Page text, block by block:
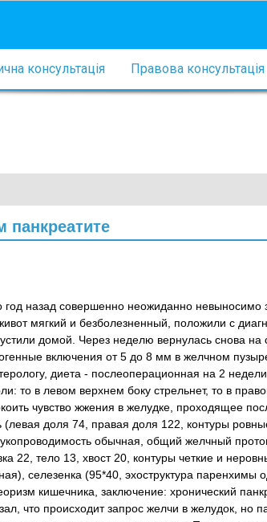
консультація Правова консультація
панкреатите
назад совершенно неожиданно невыносимо
мягкий и безболезненный, положили с
домой. Через неделю вернулась снова на
включения от 5 до 8 мм в желчном
диета - послеоперационная на 2
то в левом верхнем боку стрельнет, то в
чувство жжения в желудке, проходящее
доля 74, правая доля 122, контуры
обычная, общий желчный
тело 13, хвост 20, контуры четкие и
селезенка (95*40, эхоструктура паренхимы
кишечника, заключение: хронический
что происходит запрос желчи в желудок, но